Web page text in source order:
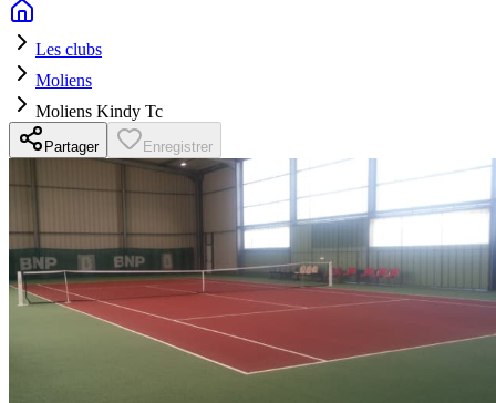
Les clubs
Moliens
Moliens Kindy Tc
Partager Enregistrer